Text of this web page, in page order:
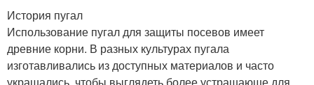
История пугал
Использование пугал для защиты посевов имеет
древние корни. В разных культурах пугала
изготавливались из доступных материалов и часто
украшались, чтобы выглядеть более устрашающе для